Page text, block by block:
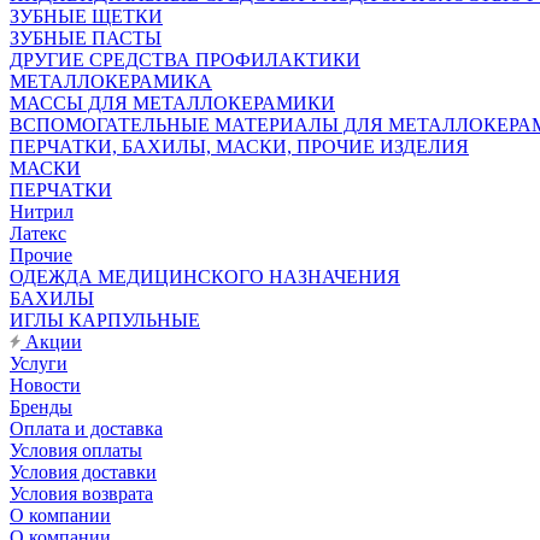
ЗУБНЫЕ ЩЕТКИ
ЗУБНЫЕ ПАСТЫ
ДРУГИЕ СРЕДСТВА ПРОФИЛАКТИКИ
МЕТАЛЛОКЕРАМИКА
МАССЫ ДЛЯ МЕТАЛЛОКЕРАМИКИ
ВСПОМОГАТЕЛЬНЫЕ МАТЕРИАЛЫ ДЛЯ
ПЕРЧАТКИ, БАХИЛЫ, МАСКИ, ПРОЧИЕ ИЗДЕЛИЯ
МАСКИ
ПЕРЧАТКИ
Нитрил
Латекс
Прочие
ОДЕЖДА МЕДИЦИНСКОГО НАЗНАЧЕНИЯ
БАХИЛЫ
ИГЛЫ КАРПУЛЬНЫЕ
Акции
Услуги
Новости
Бренды
Оплата и доставка
Условия оплаты
Условия доставки
Условия возврата
О компании